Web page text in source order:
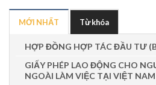
MỚI NHẤT Từ khóa
HỢP ĐỒNG HỢP TÁC ĐẦU TƯ
GIẤY PHÉP LAO ĐỘNG CHO
NGOÀI LÀM VIỆC TẠI VIỆT NAM